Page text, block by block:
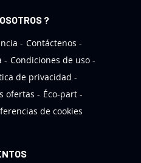
?
Contáctenos
Condiciones de uso
de privacidad
ofertas
Éco-part
de cookies